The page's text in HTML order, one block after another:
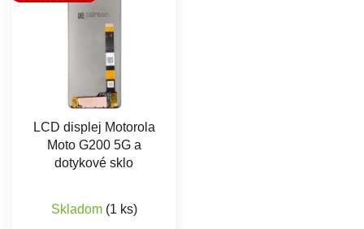
LCD displej Motorola
Moto G200 5G a
dotykové sklo
Skladom (1 ks)